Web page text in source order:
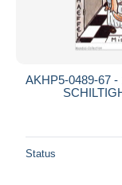
AKHP5-0489-67 -
Status